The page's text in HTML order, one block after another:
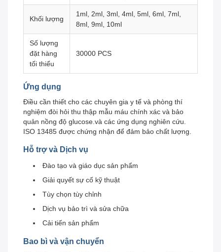
Khối lượng
1ml, 2ml, 3ml, 4ml, 5ml, 6ml, 7ml,
8ml, 9ml, 10ml
Số lượng
đặt hàng
tối thiểu
30000 PCS
Ứng dụng
Điều cần thiết cho các chuyên gia y tế và phòng thí
nghiệm đòi hỏi thu thập mẫu máu chính xác và bảo
quản nồng độ glucose.và các ứng dụng nghiên cứu.
ISO 13485 được chứng nhận để đảm bảo chất lượng.
Hỗ trợ và Dịch vụ
Đào tạo và giáo dục sản phẩm
Giải quyết sự cố kỹ thuật
Tùy chọn tùy chỉnh
Dịch vụ bảo trì và sửa chữa
Cải tiến sản phẩm
Bao bì và vận chuyển